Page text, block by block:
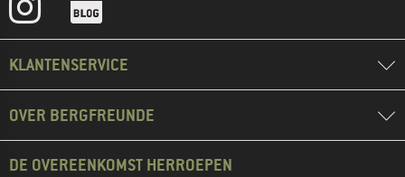
KLANTENSERVICE
OVER BERGFREUNDE
DE OVEREENKOMST HERROEPEN